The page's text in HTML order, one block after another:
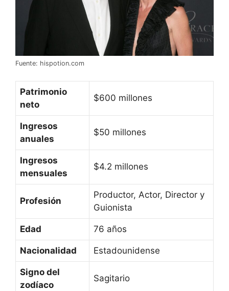
Fuente: hispotion.com
Patrimonio
neto
$600 millones
Ingresos
anuales
$50 millones
Ingresos
mensuales
$4.2 millones
Profesión
Productor, Actor, Director y
Guionista
Edad 76 años
Nacionalidad Estadounidense
Signo del
zodíaco
Sagitario